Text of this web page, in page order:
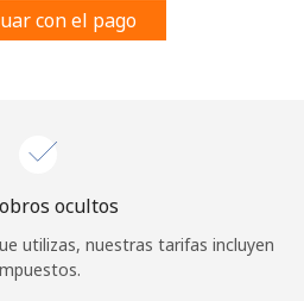
sitio web, estoy de acuerdo con
¡Hola!
con el pago
ocultos
utilizas, nuestras tarifas incluyen